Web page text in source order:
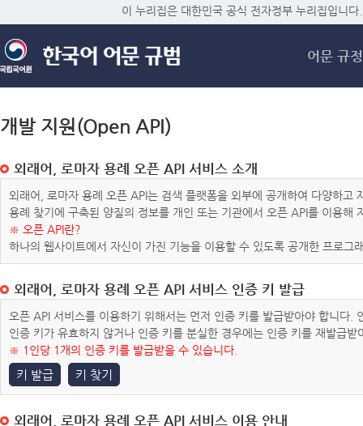
메
이 누리집은 대한민국 공식 전자정부 누리집입니다.
어문 규정
개발 지원(Open API)
외래어, 로마자 용례 오픈 API 서비스 소개
외래어, 로마자 용례 오픈 API는 검색 플랫폼을 외부에 공개하여 다양하
용례 찾기에 구축된 양질의 정보를 개인 또는 기관에서 오픈 API를 이용해
※ 오픈 API란?
하나의 웹사이트에서 자신이 가진 기능을 이용할 수 있도록 공개한 프로그
외래어, 로마자 용례 오픈 API 서비스 인증 키 발급
오픈 API 서비스를 이용하기 위해서는 먼저 인증 키를 발급받아야 합니다
인증 키가 유효하지 않거나 인증 키를 분실한 경우에는 인증 키를 재발급받
※ 1인당 1개의 인증 키를 발급받을 수 있습니다.
키 발급 키 찾기
외래어, 로마자 용례 오픈 API 서비스 이용 안내